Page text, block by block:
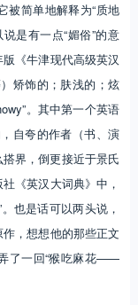
被简单地解释为“质地
是有一点“媚俗”的意
《牛津现代高级英汉
矫饰的；肤浅的；炫
。其中第一个英语
自夸的作者（书、演
搭界，倒更接近于景氏
《英汉大词典》中，
也是话可以两头说，
，想想他的那些正文
了一回“猴吃麻花——